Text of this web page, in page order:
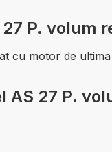
P. volum
cu motor de
27 P.